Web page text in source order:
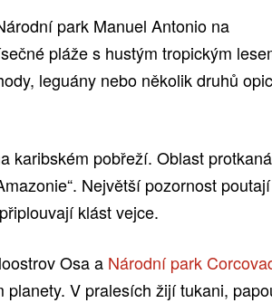
park Manuel Antonio na
pláže s hustým tropickým
leguány nebo několik druhů opic
karibském pobřeží. Oblast protkaná
Největší pozornost poutají
klást vejce.
Osa a Národní park
V pralesích žijí tukani,